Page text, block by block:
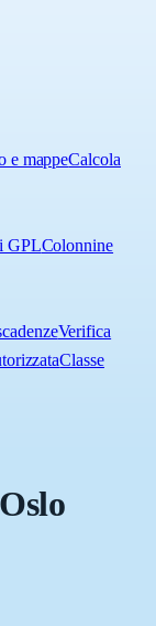
e mappeCalcola
GPLColonnine
Verifica
Classe